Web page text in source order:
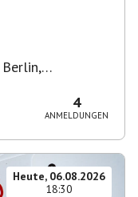
4
ANMELDUNGEN
Heute, 06.08.2026
18:30